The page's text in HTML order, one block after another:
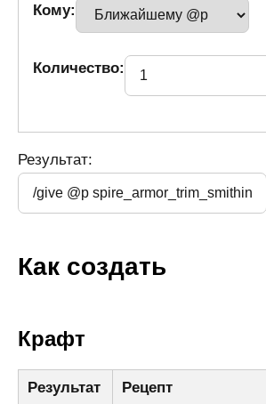
Кому:
Количество:
Результат:
Как создать
Крафт
Результат Рецепт